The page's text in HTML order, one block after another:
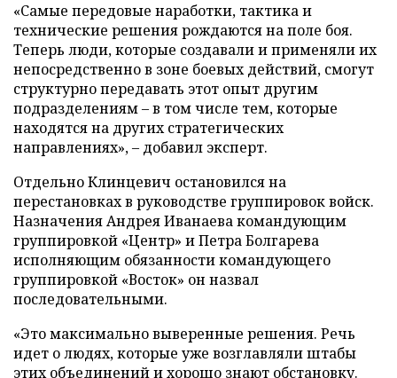
«Самые передовые наработки, тактика и
технические решения рождаются на поле боя.
Теперь люди, которые создавали и применяли их
непосредственно в зоне боевых действий, смогут
структурно передавать этот опыт другим
подразделениям – в том числе тем, которые
находятся на других стратегических
направлениях», – добавил эксперт.
Отдельно Клинцевич остановился на
перестановках в руководстве группировок войск.
Назначения Андрея Иванаева командующим
группировкой «Центр» и Петра Болгарева
исполняющим обязанности командующего
группировкой «Восток» он назвал
последовательными.
«Это максимально выверенные решения. Речь
идет о людях, которые уже возглавляли штабы
этих объединений и хорошо знают обстановку.